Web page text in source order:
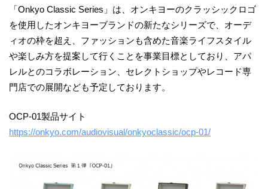
「Onkyo Classic Series」は、オンキヨーのクラッシックロゴ
を使用したオンキヨーブランドの新たなシリーズで、オーデ
ィオの枠を超え、ファッションも含めた音楽ライフスタイル
や楽しみ方を提案して行くことを事業目標としており、アパ
レルとのコラボレーション、セレクトショップやレコード専
門店での展開なども予定しております。
OCP-01製品サイト
https://onkyo.com/audiovisual/onkyoclassic/ocp-01/